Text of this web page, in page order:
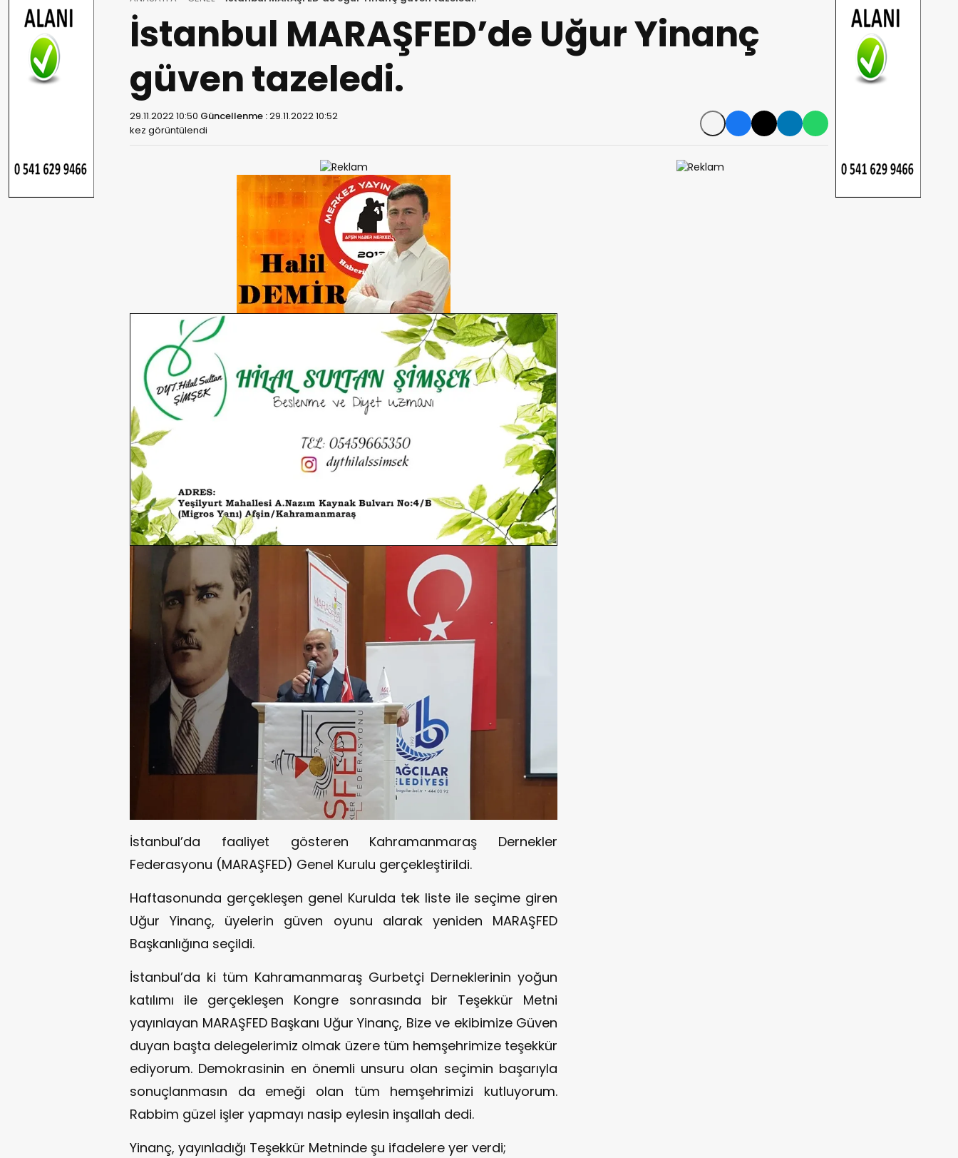
İstanbul MARAŞFED’de Uğur Yinanç
güven tazeledi.
29.11.2022 10:50 Güncellenme :29.11.2022 10:52
kez görüntülendi
İstanbul’da faaliyet gösteren Kahramanmaraş Dernekler
Federasyonu (MARAŞFED) Genel Kurulu gerçekleştirildi.
Haftasonunda gerçekleşen genel Kurulda tek liste ile seçime giren
Uğur Yinanç, üyelerin güven oyunu alarak yeniden MARAŞFED
Başkanlığına seçildi.
İstanbul’da ki tüm Kahramanmaraş Gurbetçi Derneklerinin yoğun
katılımı ile gerçekleşen Kongre sonrasında bir Teşekkür Metni
yayınlayan MARAŞFED Başkanı Uğur Yinanç, Bize ve ekibimize Güven
duyan başta delegelerimiz olmak üzere tüm hemşehrimize teşekkür
ediyorum. Demokrasinin en önemli unsuru olan seçimin başarıyla
sonuçlanmasın da emeği olan tüm hemşehrimizi kutluyorum.
Rabbim güzel işler yapmayı nasip eylesin inşallah dedi.
Yinanç, yayınladığı Teşekkür Metninde şu ifadelere yer verdi;